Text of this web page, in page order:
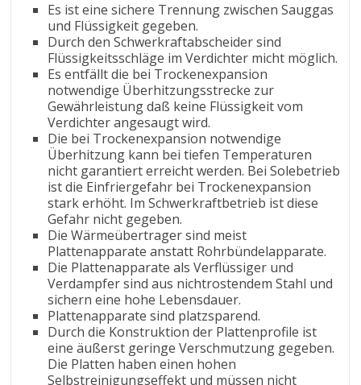
Es ist eine sichere Trennung zwischen Sauggas
und Flüssigkeit gegeben.
Durch den Schwerkraftabscheider sind
Flüssigkeitsschläge im Verdichter micht möglich.
Es entfällt die bei Trockenexpansion
notwendige Überhitzungsstrecke zur
Gewährleistung daß keine Flüssigkeit vom
Verdichter angesaugt wird.
Die bei Trockenexpansion notwendige
Überhitzung kann bei tiefen Temperaturen
nicht garantiert erreicht werden. Bei Solebetrieb
ist die Einfriergefahr bei Trockenexpansion
stark erhöht. Im Schwerkraftbetrieb ist diese
Gefahr nicht gegeben.
Die Wärmeübertrager sind meist
Plattenapparate anstatt Rohrbündelapparate.
Die Plattenapparate als Verflüssiger und
Verdampfer sind aus nichtrostendem Stahl und
sichern eine hohe Lebensdauer.
Plattenapparate sind platzsparend.
Durch die Konstruktion der Plattenprofile ist
eine äußerst geringe Verschmutzung gegeben.
Die Platten haben einen hohen
Selbstreinigungseffekt und müssen nicht